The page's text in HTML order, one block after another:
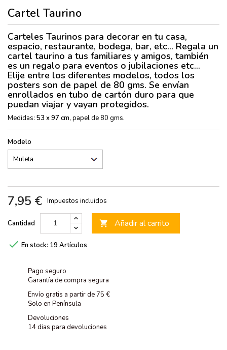
Cartel Taurino
Carteles Taurinos para decorar en tu casa,
espacio, restaurante, bodega, bar, etc... Regala un
cartel taurino a tus familiares y amigos, también
es un regalo para eventos o jubilaciones etc...
Elije entre los diferentes modelos, todos los
posters son de papel de 80 gms. Se envían
enrollados en tubo de cartón duro para que
puedan viajar y vayan protegidos.
Medidas: 53 x 97 cm, papel de 80 gms.
Modelo
7,95 € Impuestos incluidos
Cantidad  Añadir al carrito
 En stock: 19 Artículos
Pago seguro
Garantía de compra segura
Envío gratis a partir de 75 €
Solo en Península
Devoluciones
14 dias para devoluciones